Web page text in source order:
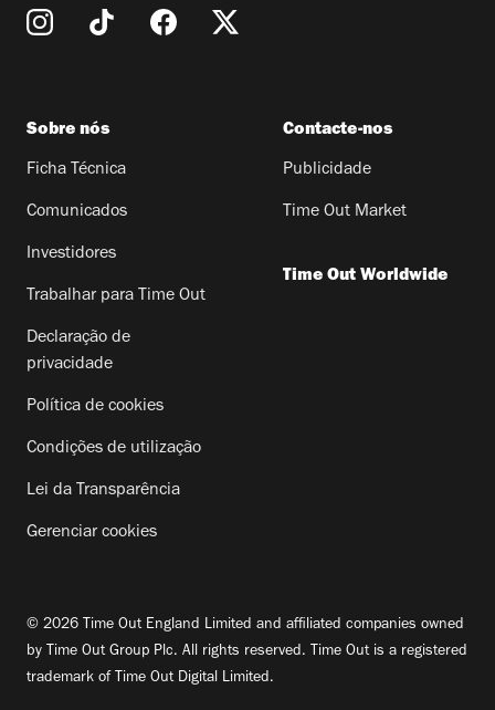
Sobre nós
Ficha Técnica
Comunicados
Investidores
Trabalhar para Time Out
Declaração de
privacidade
Política de cookies
Condições de utilização
Lei da Transparência
Gerenciar cookies
Contacte-nos
Publicidade
Time Out Market
Time Out Worldwide
© 2026 Time Out England Limited and affiliated companies owned
by Time Out Group Plc. All rights reserved. Time Out is a registered
trademark of Time Out Digital Limited.